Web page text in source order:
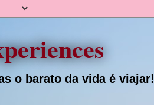
o barato da vida é viajar!